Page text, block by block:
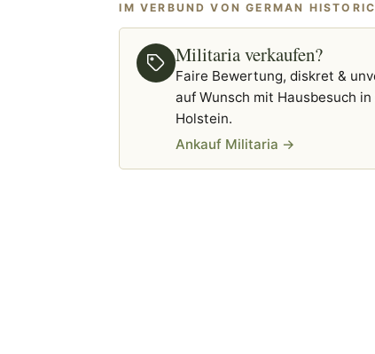
IM VERBUND VON GERMAN
Militaria verkaufen?
Faire Bewertung, diskret &
auf Wunsch mit Hausbesuch
Holstein.
Ankauf Militaria →